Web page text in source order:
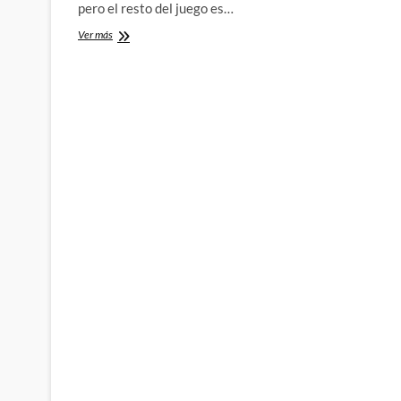
pero el resto del juego es…
Ver másJuegos